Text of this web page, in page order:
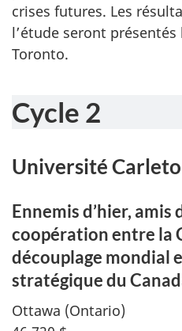
crises futures. Les
l’étude seront présentés
Toronto.
Cycle 2
Université
Ennemis d’hier, amis
coopération entre la
découplage mondial
stratégique du
Ottawa (Ontario)